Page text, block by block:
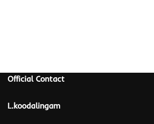
Official Contact
L.koodalingam